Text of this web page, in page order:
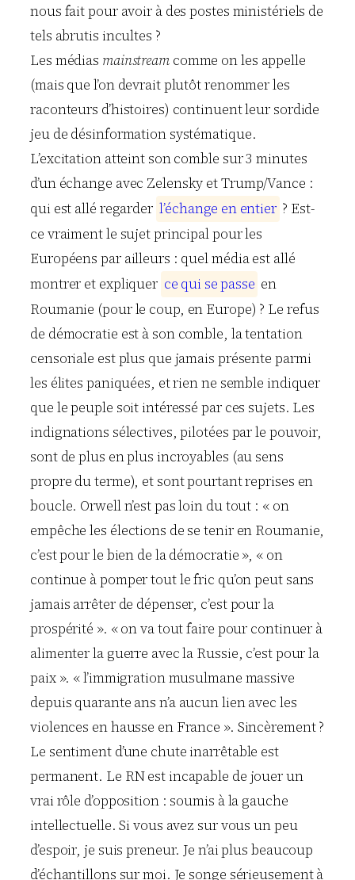
nous fait pour avoir à des postes ministériels de
tels abrutis incultes ?
Les médias mainstreamcomme on les appelle
(mais que l’on devrait plutôt renommer les
raconteurs d’histoires) continuent leur sordide
jeu de désinformation systématique.
L’excitation atteint son comble sur 3 minutes
d’un échange avec Zelensky et Trump/Vance :
qui est allé regarder l’échange en entier ? Est-
ce vraiment le sujet principal pour les
Européens par ailleurs : quel média est allé
montrer et expliquer ce qui sepasse en
Roumanie (pour le coup, en Europe) ? Le refus
de démocratie est à son comble, la tentation
censoriale est plus que jamais présente parmi
les élites paniquées, et rien ne semble indiquer
que le peuple soit intéressé par ces sujets. Les
indignations sélectives, pilotées par le pouvoir,
sont de plus en plus incroyables (au sens
propre du terme), et sont pourtant reprises en
boucle. Orwell n’est pas loin du tout : « on
empêche les élections de se tenir en Roumanie,
c’est pour le bien de la démocratie », « on
continue à pomper tout le fric qu’on peut sans
jamais arrêter de dépenser, c’est pour la
prospérité ». « on va tout faire pour continuer à
alimenter la guerre avec la Russie, c’est pour la
paix ». « l’immigration musulmane massive
depuis quarante ans n’a aucun lien avec les
violences en hausse en France ». Sincèrement ?
Le sentiment d’une chute inarrêtable est
permanent. Le RN est incapable de jouer un
vrai rôle d’opposition : soumis à la gauche
intellectuelle. Si vous avez sur vous un peu
d’espoir, je suis preneur. Je n’ai plus beaucoup
d’échantillons sur moi. Je songe sérieusement à